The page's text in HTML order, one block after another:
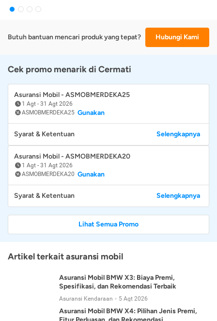
Butuh bantuan mencari produk yang tepat? Hubungi Kami
Cek promo menarik di Cermati
Asuransi Mobil - ASMOBMERDEKA25
1 Agt - 31 Agt 2026
ASMOBMERDEKA25 Gunakan
Syarat & Ketentuan Selengkapnya
Asuransi Mobil - ASMOBMERDEKA20
1 Agt - 31 Agt 2026
ASMOBMERDEKA20 Gunakan
Syarat & Ketentuan Selengkapnya
Lihat Semua Promo
Artikel terkait asuransi mobil
Asuransi Mobil BMW X3: Biaya Premi,
Spesifikasi, dan Rekomendasi Terbaik
Asuransi Kendaraan 5 Agt 2026
Asuransi Mobil BMW X4: Pilihan Jenis Premi,